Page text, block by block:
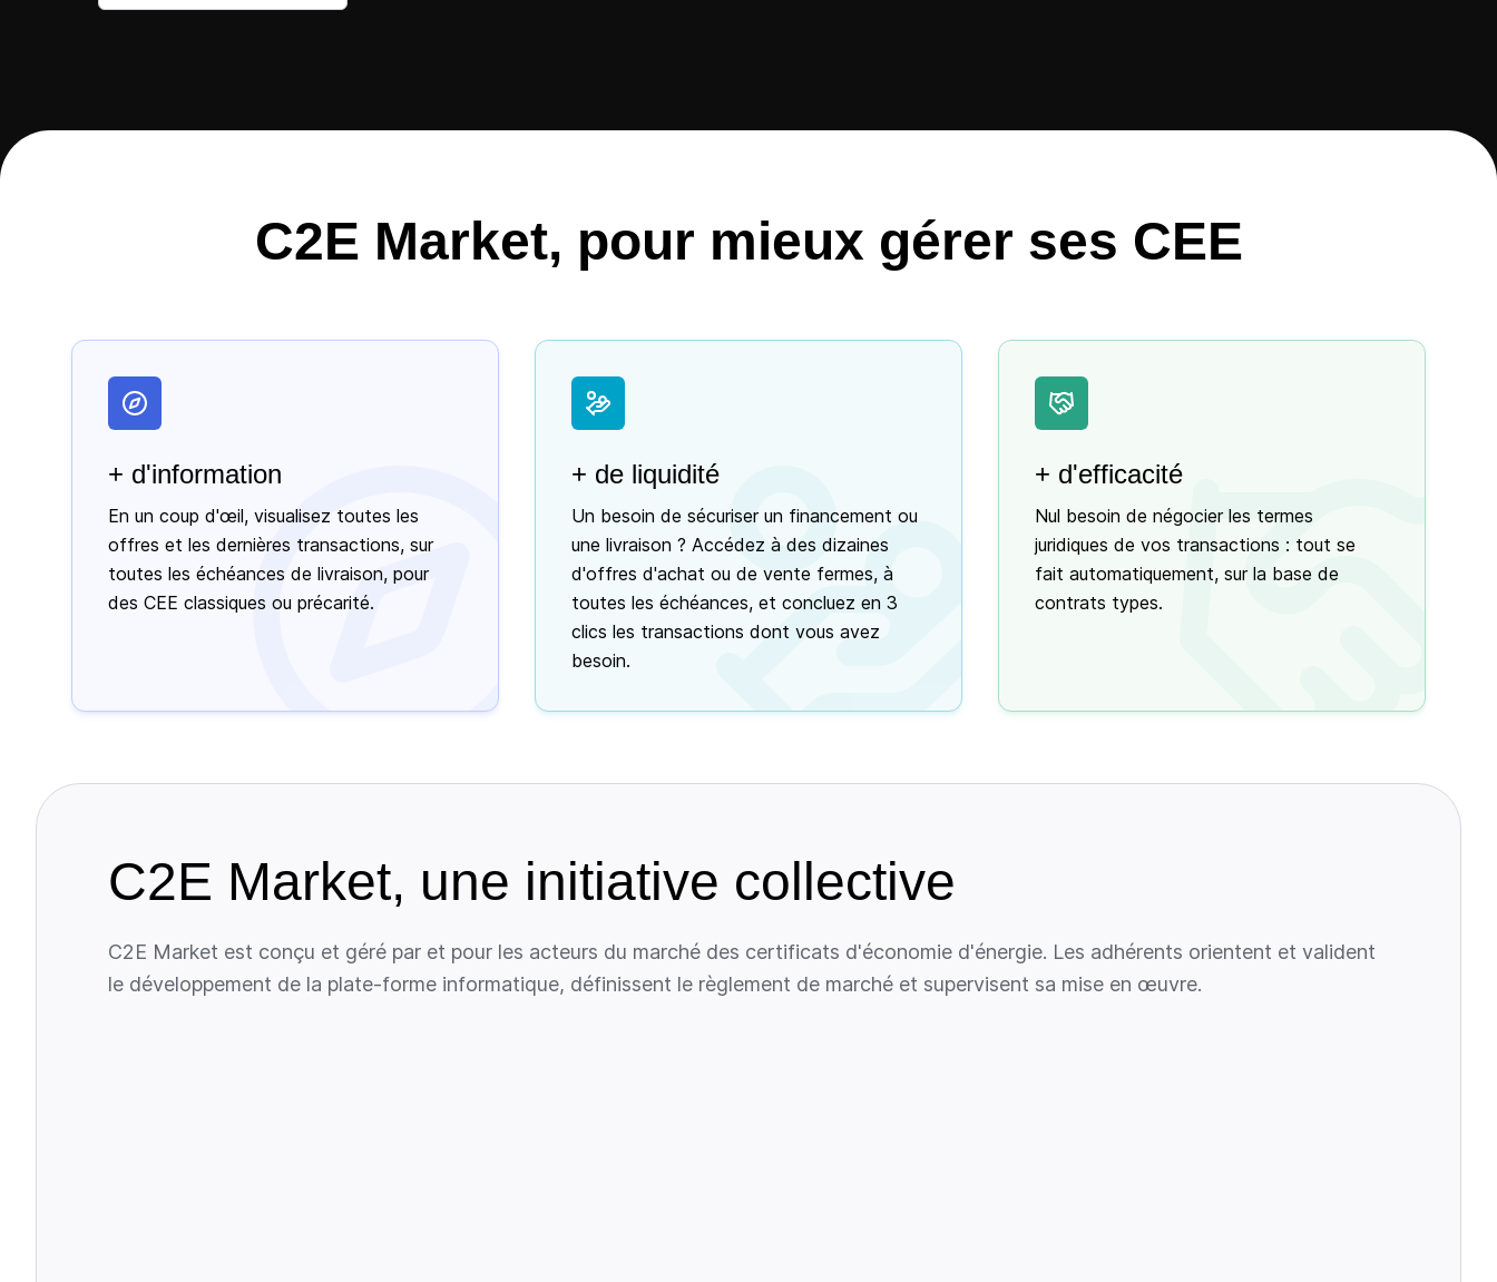
C2E Market, pour mieux gérer ses CEE
+ d'information
En un coup d'œil, visualisez toutes les
offres et les dernières transactions, sur
toutes les échéances de livraison, pour
des CEE classiques ou précarité.
+ de liquidité
Un besoin de sécuriser un financement ou
une livraison ? Accédez à des dizaines
d'offres d'achat ou de vente fermes, à
toutes les échéances, et concluez en 3
clics les transactions dont vous avez
besoin.
+ d'efficacité
Nul besoin de négocier les termes
juridiques de vos transactions : tout se
fait automatiquement, sur la base de
contrats types.
C2E Market, une initiative collective
C2E Market est conçu et géré par et pour les acteurs du marché des certificats d'économie d'énergie. Les adhérents orientent et valident
le développement de la plate-forme informatique, définissent le règlement de marché et supervisent sa mise en œuvre.